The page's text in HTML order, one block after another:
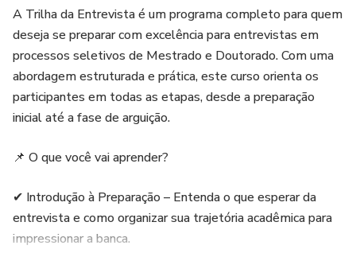
A Trilha da Entrevista é um programa completo para quem
deseja se preparar com excelência para entrevistas em
processos seletivos de Mestrado e Doutorado. Com uma
abordagem estruturada e prática, este curso orienta os
participantes em todas as etapas, desde a preparação
inicial até a fase de arguição.
📌 O que você vai aprender?
✔ Introdução à Preparação – Entenda o que esperar da
entrevista e como organizar sua trajetória acadêmica para
impressionar a banca.